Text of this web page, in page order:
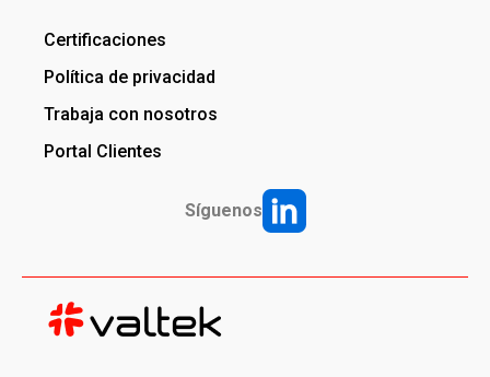
Certificaciones
Política de privacidad
Trabaja con nosotros
Portal Clientes
Síguenos